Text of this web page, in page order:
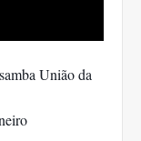
União da